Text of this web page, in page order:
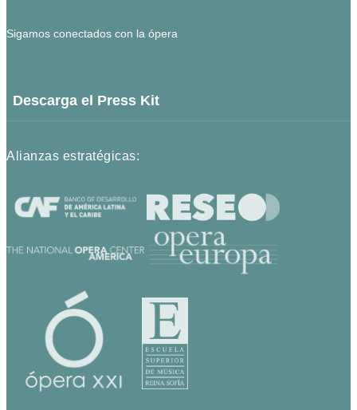
Sigamos conectados con la ópera
Descarga el Press Kit
Alianzas estratégicas: